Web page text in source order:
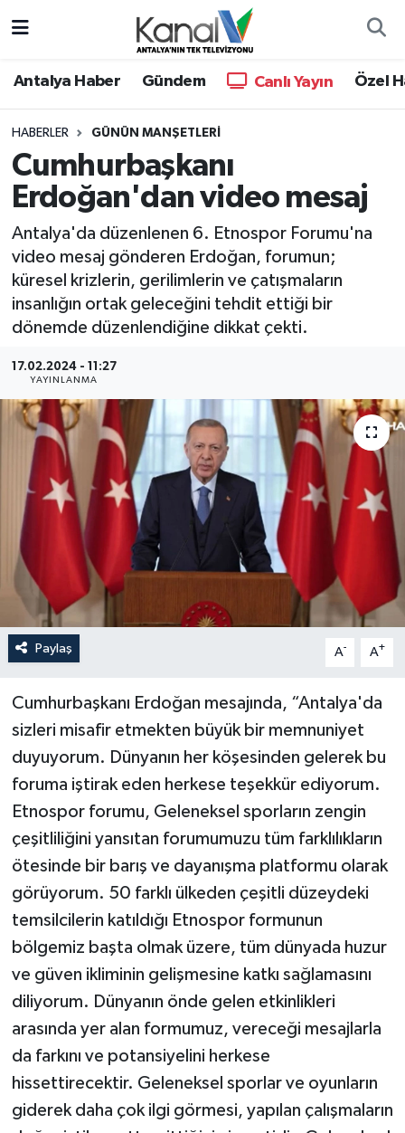
Antalya Haber Gündem Canlı Yayın Özel
HABERLER GÜNÜN MANŞETLERI
Cumhurbaşkanı
Erdoğan'dan video mesaj
Antalya'da düzenlenen 6. Etnospor Forumu'na
video mesaj gönderen Erdoğan, forumun;
küresel krizlerin, gerilimlerin ve çatışmaların
insanlığın ortak geleceğini tehdit ettiği bir
dönemde düzenlendiğine dikkat çekti.
17.02.2024 - 11:27
YAYINLANMA
Paylaş A- A+
Cumhurbaşkanı Erdoğan mesajında, “Antalya'da
sizleri misafir etmekten büyük bir memnuniyet
duyuyorum. Dünyanın her köşesinden gelerek bu
foruma iştirak eden herkese teşekkür ediyorum.
Etnospor forumu, Geleneksel sporların zengin
çeşitliliğini yansıtan forumumuzu tüm farklılıkların
ötesinde bir barış ve dayanışma platformu olarak
görüyorum. 50 farklı ülkeden çeşitli düzeydeki
temsilcilerin katıldığı Etnospor formunun
bölgemiz başta olmak üzere, tüm dünyada huzur
ve güven ikliminin gelişmesine katkı sağlamasını
diliyorum. Dünyanın önde gelen etkinlikleri
arasında yer alan formumuz, vereceği mesajlarla
da farkını ve potansiyelini herkese
hissettirecektir. Geleneksel sporlar ve oyunların
giderek daha çok ilgi görmesi, yapılan çalışmaların
Antalya Haber
Dünya
Eğitim
Ekonomi
Gündem
Haberler
KANALV Spor
Kültür Sanat
Magazin
Öğle Bülteni
Siyaset
Sosyal medya
Spor
Teknoloji
Televizyon
Turizm
Yaşam
Hava Durumu
Trafik Durumu
Süper Lig Puan Durumu ve Fikstür
Tüm Manşetler
Son Dakika Haberleri